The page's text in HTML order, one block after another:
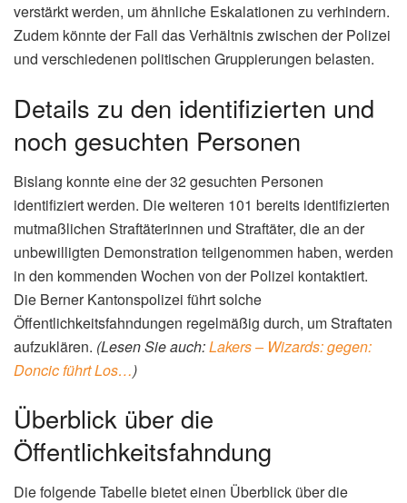
verstärkt werden, um ähnliche Eskalationen zu verhindern.
Zudem könnte der Fall das Verhältnis zwischen der Polizei
und verschiedenen politischen Gruppierungen belasten.
Details zu den identifizierten und
noch gesuchten Personen
Bislang konnte eine der 32 gesuchten Personen
identifiziert werden. Die weiteren 101 bereits identifizierten
mutmaßlichen Straftäterinnen und Straftäter, die an der
unbewilligten Demonstration teilgenommen haben, werden
in den kommenden Wochen von der Polizei kontaktiert.
Die Berner Kantonspolizei führt solche
Öffentlichkeitsfahndungen regelmäßig durch, um Straftaten
aufzuklären. (Lesen Sie auch:Lakers – Wizards: gegen:
Doncic führt Los…)
Überblick über die
Öffentlichkeitsfahndung
Die folgende Tabelle bietet einen Überblick über die